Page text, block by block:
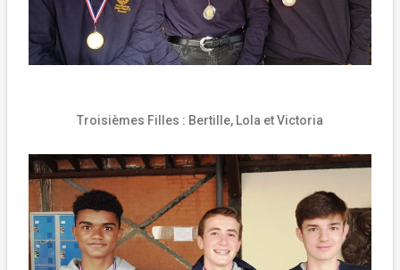
Troisièmes Filles : Bertille, Lola et Victoria